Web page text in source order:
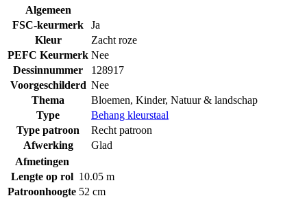
Algemeen
FSC-keurmerk
Ja
Kleur
Zacht roze
PEFC Keurmerk Nee
Dessinnummer
128917
Voorgeschilderd Nee
Thema
Bloemen, Kinder, Natuur & landschap
Type
Behang kleurstaal
Type patroon
Recht patroon
Afwerking
Glad
Afmetingen
Lengte op rol 10.05 m
Patroonhoogte 52 cm